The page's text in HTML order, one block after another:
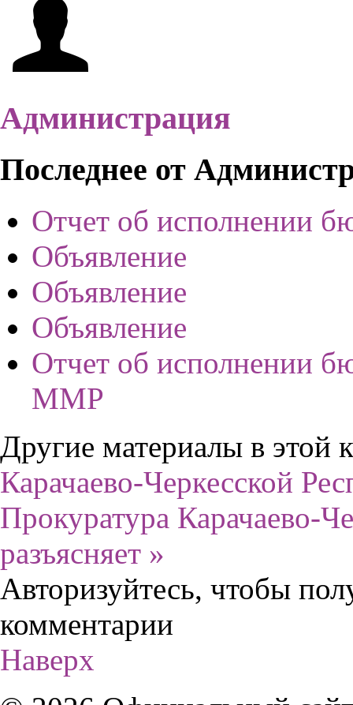
Администрация
Последнее от
Отчет об исполнении
Объявление
Объявление
Объявление
Отчет об исполнении
ММР
Другие материалы в этой
Карачаево-Черкесской
Прокуратура Карачаево-
разъясняет »
Авторизуйтесь, чтобы
комментарии
Наверх